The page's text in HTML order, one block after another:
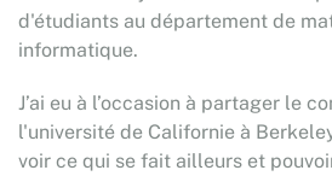
d'étudiants au département de
informatique.
J’ai eu à l’occasion à partager le
l'université de Californie à
voir ce qui se fait ailleurs et